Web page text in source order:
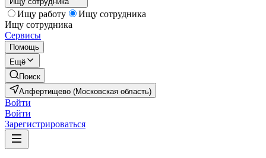
Ищу работу
Ищу сотрудника
Ищу сотрудника
Сервисы
Помощь
Ещё
Поиск
Алфертищево (Московская область)
Войти
Войти
Зарегистрироваться